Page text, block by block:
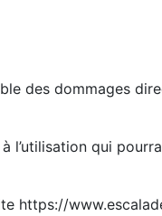
des dommages
l’utilisation qui
https://